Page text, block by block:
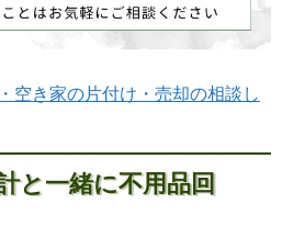
空き家の片付け・売却の相談し
と一緒に不用品回